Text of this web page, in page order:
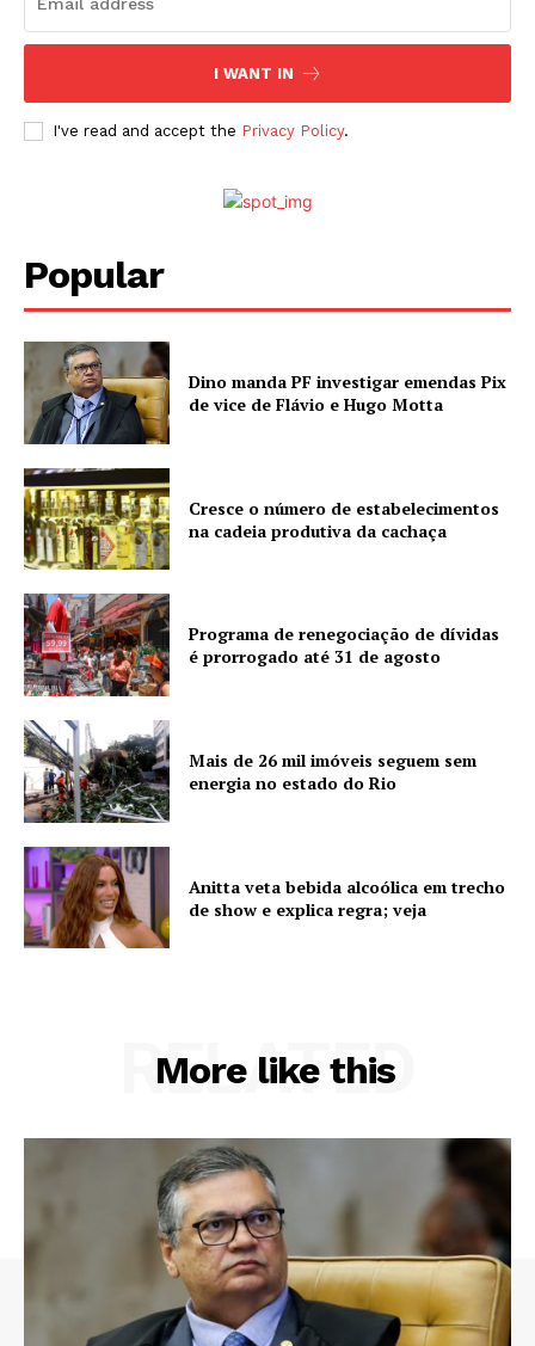
I WANT IN
I've read and accept the Privacy Policy.
Popular
Dino manda PF investigar emendas Pix
de vice de Flávio e Hugo Motta
Cresce o número de estabelecimentos
na cadeia produtiva da cachaça
Programa de renegociação de dívidas
é prorrogado até 31 de agosto
Mais de 26 mil imóveis seguem sem
energia no estado do Rio
Anitta veta bebida alcoólica em trecho
de show e explica regra; veja
More like this
RELATED